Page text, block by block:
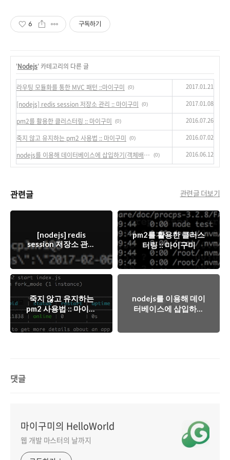
6 구독하기
'Nodejs' 카테고리의 다른 글
라우팅 모듈화를 통한 MVC 패턴 ::마이구미 (0) 2017.01.21
[nodejs] redis session 저장소 관리 :: 마이구미 (0) 2017.01.08
pm2를 활용한 클러스터링 :: 마이구미 (0) 2016.07.26
죽지 않고 유지하는 pm2 사용법 :: 마이구미 (0) 2016.07.02
nodejs를 이용해 데이터베이스에 삽입하기(객체배열) (0) 2016.06.12
관련글 관련글 더보기
[nodejs] redis
session 저장소 관리
:: 마이구미
pm2를 활용한 클러스
터링 :: 마이구미
죽지 않고 유지하는
pm2 사용법 :: 마이구
미
nodejs를 이용해 데이
터베이스에 삽입하기
댓글
마이구미의 HelloWorld
웹 개발 마스터의 날까지